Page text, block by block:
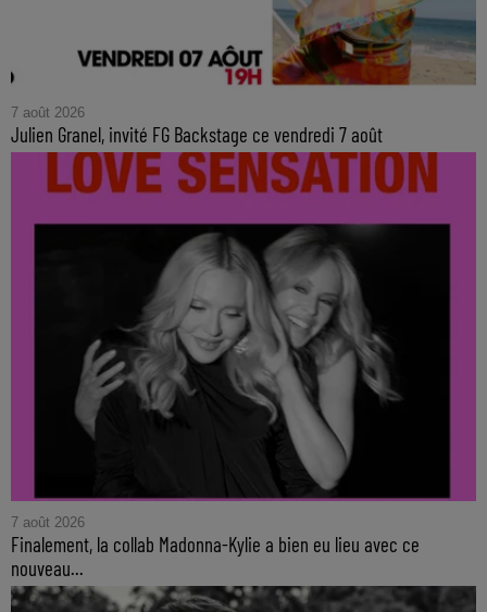
7 août 2026
Julien Granel, invité FG Backstage ce vendredi 7 août
7 août 2026
Finalement, la collab Madonna-Kylie a bien eu lieu avec ce
nouveau...